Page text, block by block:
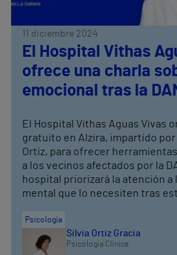
11 diciembre 2024
El Hospital Vithas
ofrece una charla
emocional tras la
El Hospital Vithas Aguas Vivas
gratuito en Alzira, impartido por
Ortiz, para ofrecer
a los vecinos afectados por la
hospital priorizará la atención a
mental que lo necesiten tras
Psicología
Silvia Ortiz Gracia
Psicología Clínica